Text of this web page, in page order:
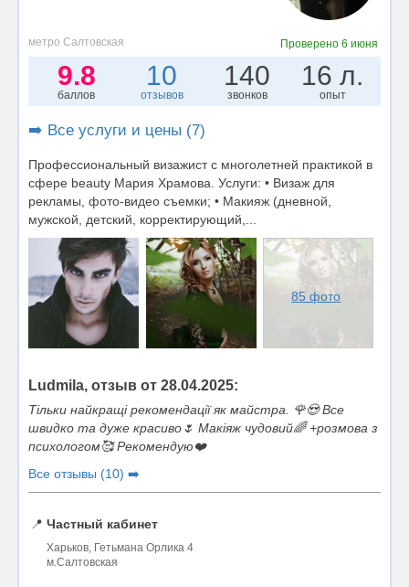
метро Салтовская Проверено 6 июня
9.8
баллов
10
отзывов
140
звонков
16 л.
опыт
➡️ Все услуги и цены (7)
Профессиональный визажист с многолетней практикой в
сфере beauty Мария Храмова. Услуги: • Визаж для
рекламы, фото-видео съемки; • Макияж (дневной,
мужской, детский, корректирующий,...
85 фото
Ludmila, отзыв от 28.04.2025:
Тільки найкращі рекомендації як майстра. 🌹😍 Все
швидко та дуже красиво🌷 Макіяж чудовий🌈 +розмова з
психологом🥰 Рекомендую❤️
Все отзывы (10) ➡️
📍 Частный кабинет
Харьков, Гетьмана Орлика 4
м.Салтовская